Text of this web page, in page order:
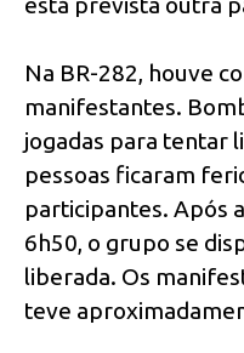
Na BR-282, houve
manifestantes.
jogadas para tentar
pessoas ficaram
participantes. Após
6h50, o grupo se
liberada. Os
teve